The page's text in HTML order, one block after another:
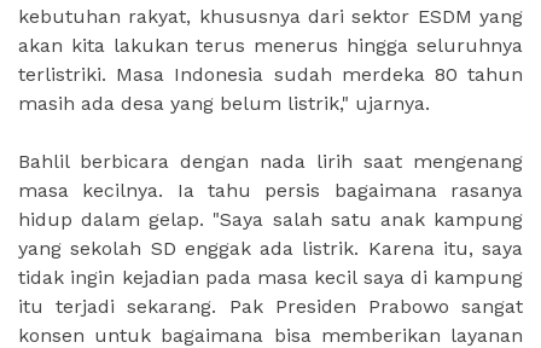
kebutuhan rakyat, khususnya dari sektor ESDM yang
akan kita lakukan terus menerus hingga seluruhnya
terlistriki. Masa Indonesia sudah merdeka 80 tahun
masih ada desa yang belum listrik," ujarnya.
Bahlil berbicara dengan nada lirih saat mengenang
masa kecilnya. Ia tahu persis bagaimana rasanya
hidup dalam gelap. "Saya salah satu anak kampung
yang sekolah SD enggak ada listrik. Karena itu, saya
tidak ingin kejadian pada masa kecil saya di kampung
itu terjadi sekarang. Pak Presiden Prabowo sangat
konsen untuk bagaimana bisa memberikan layanan